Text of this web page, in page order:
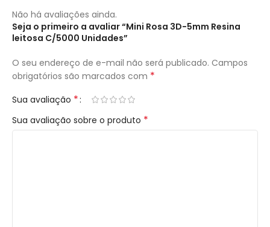
Não há avaliações ainda.
Seja o primeiro a avaliar “Mini Rosa 3D-5mm Resina
leitosa C/5000 Unidades”
O seu endereço de e-mail não será publicado. Campos
obrigatórios são marcados com *
Sua avaliação *
Sua avaliação sobre o produto *